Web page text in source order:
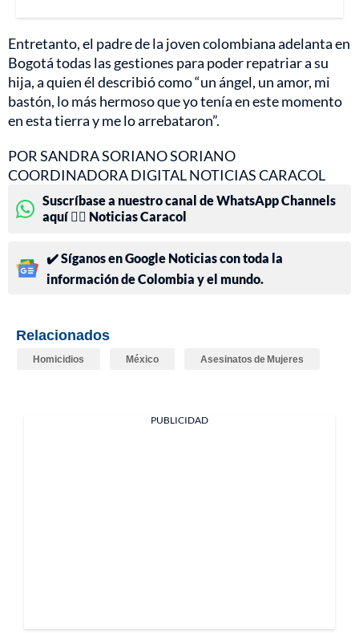
Entretanto, el padre de la joven colombiana adelanta en
Bogotá todas las gestiones para poder repatriar a su
hija, a quien él describió como “un ángel, un amor, mi
bastón, lo más hermoso que yo tenía en este momento
en esta tierra y me lo arrebataron”.
POR SANDRA SORIANO SORIANO
COORDINADORA DIGITAL NOTICIAS CARACOL
Suscríbase a nuestro canal de WhatsApp Channels
aquí 👉🏻 Noticias Caracol
✔️ Síganos en Google Noticias con toda la
información de Colombia y el mundo.
Relacionados
Homicidios México Asesinatos de Mujeres
PUBLICIDAD